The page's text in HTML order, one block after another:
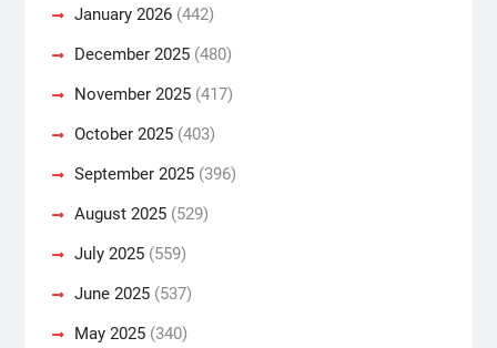
January 2026(442)
December 2025(480)
November 2025(417)
October 2025(403)
September 2025(396)
August 2025(529)
July 2025(559)
June 2025(537)
May 2025(340)